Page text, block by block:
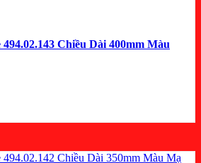
Chiều Dài 400mm Màu